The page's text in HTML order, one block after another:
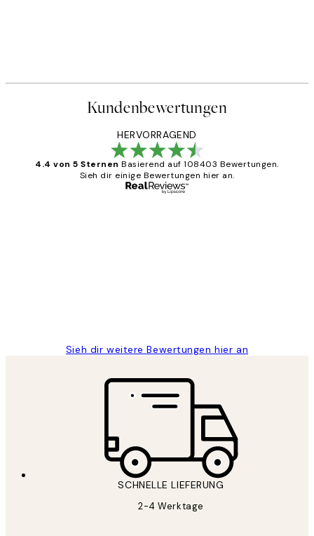
Kundenbewertungen
HERVORRAGEND
4.4 von 5 Sternen Basierend auf 108403 Bewertungen.
Sieh dir einige Bewertungen hier an.
Sieh dir weitere Bewertungen hier an
SCHNELLE LIEFERUNG
2-4 Werktage